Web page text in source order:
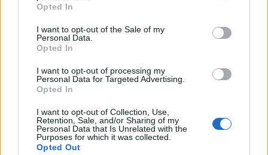
Opted In
I want to opt-out of the Sale of my
Personal Data.
Opted In
I want to opt-out of processing my
Personal Data for Targeted Advertising.
Opted In
I want to opt-out of Collection, Use,
Retention, Sale, and/or Sharing of my
Personal Data that Is Unrelated with the
Purposes for which it was collected.
Opted Out
Minka 10. rész
Minka 9. rész
Máltai kaland 7.